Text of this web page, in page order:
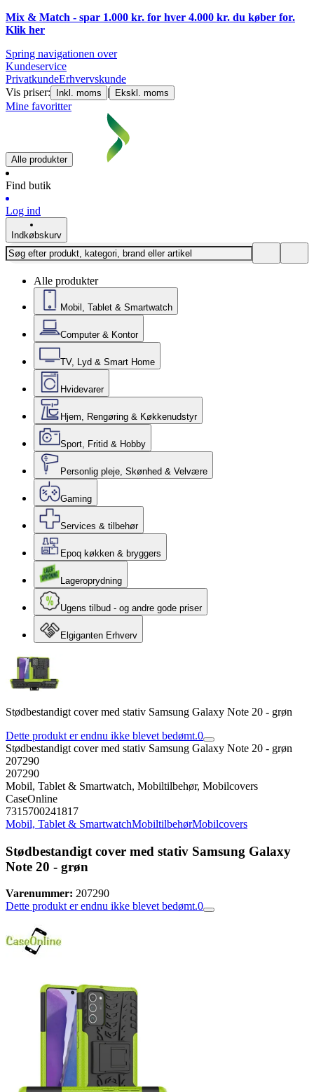
Mix & Match - spar 1.000 kr. for hver 4.000 kr. du køber for.
Klik her
Spring navigationen over
Kundeservice
PrivatkundeErhvervskunde
Vis priser:
Inkl. moms | Ekskl. moms
Mine favoritter
Alle produkter
Find butik
Log ind
Indkøbskurv
Alle produkter
Mobil, Tablet & Smartwatch
Computer & Kontor
TV, Lyd & Smart Home
Hvidevarer
Hjem, Rengøring & Køkkenudstyr
Sport, Fritid & Hobby
Personlig pleje, Skønhed & Velvære
Gaming
Services & tilbehør
Epoq køkken & bryggers
Lageroprydning
Ugens tilbud - og andre gode priser
Elgiganten Erhverv
Stødbestandigt cover med stativ Samsung Galaxy Note 20 - grøn
Dette produkt er endnu ikke blevet bedømt.0
Stødbestandigt cover med stativ Samsung Galaxy Note 20 - grøn
207290
207290
Mobil, Tablet & Smartwatch, Mobiltilbehør, Mobilcovers
CaseOnline
7315700241817
Mobil, Tablet & SmartwatchMobiltilbehørMobilcovers
Stødbestandigt cover med stativ Samsung Galaxy
Note 20 - grøn
Varenummer: 207290
Dette produkt er endnu ikke blevet bedømt.0